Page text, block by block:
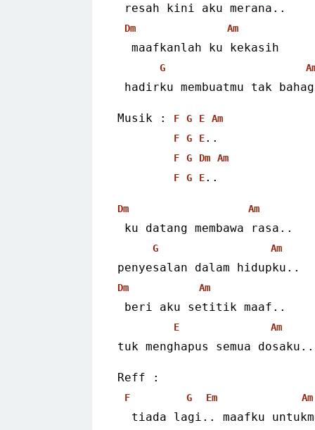
resah kini aku merana..
Dm Am
  maafkanlah ku kekasih
G
hadirku membuatmu tak
Musik : F G E
Am
F
G E..
F G Dm
Am
F
G E..
Dm Am
ku datang membawa rasa..
G Am
penyesalan dalam hidupku..
Dm Am
beri aku setitik maaf..
E Am
tuk menghapus semua dosaku..
Reff :
F G Em Am
tiada lagi.. maafku